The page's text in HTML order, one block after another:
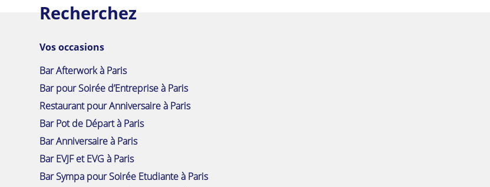
Recherchez
Vos occasions
Bar Afterwork à Paris
Bar pour Soirée d’Entreprise à Paris
Restaurant pour Anniversaire à Paris
Bar Pot de Départ à Paris
Bar Anniversaire à Paris
Bar EVJF et EVG à Paris
Bar Sympa pour Soirée Etudiante à Paris